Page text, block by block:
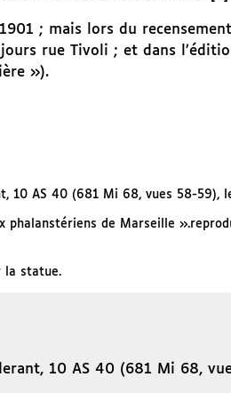
; mais lors du
rue Tivoli ; et dans
»).
10 AS 40 (681 Mi 68, vues 58-59),
phalanstériens de Marseille
la statue.
10 AS 40 (681 Mi 68,